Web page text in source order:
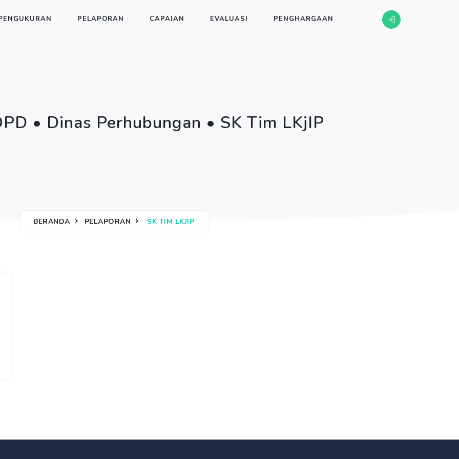
PELAPORAN CAPAIAN EVALUASI PENGHARGAAN
• Dinas Perhubungan • SK Tim LKjIP
BERANDA PELAPORAN SK TIM LKJIP